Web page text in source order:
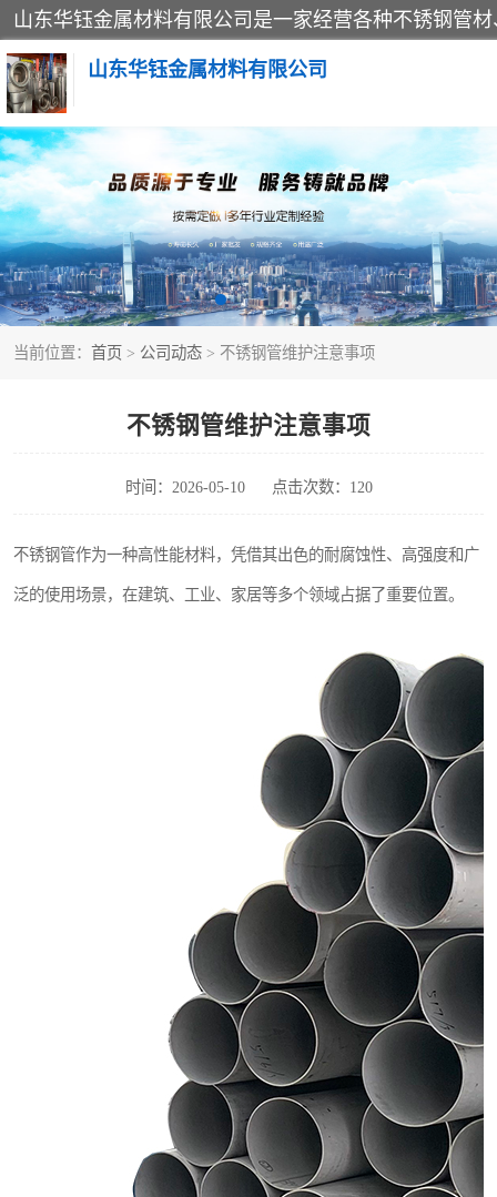
山东华钰金属材料有限公司
当前位置： 首页 > 公司动态 > 不锈钢管维护注意事项
不锈钢管维护注意事项
时间：2026-05-10 点击次数：120
不锈钢管作为一种高性能材料，凭借其出色的耐腐蚀性、高强度和广
泛的使用场景，在建筑、工业、家居等多个领域占据了重要位置。
不锈钢管
管件标准件
不锈钢人孔
不锈钢角钢